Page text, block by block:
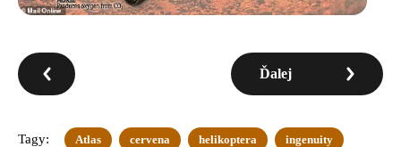
Ďalej
Tagy: Atlas cervena helikoptera ingenuity